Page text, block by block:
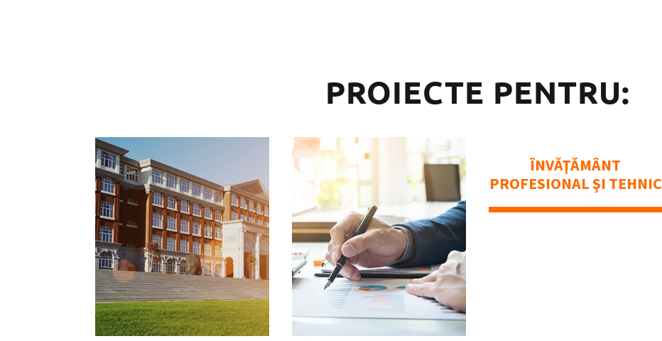
PROIECTE PENTRU:
ÎNVĂŢĂMÂNT
PROFESIONAL ŞI TEHNIC